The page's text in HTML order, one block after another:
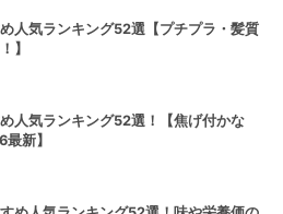
人気ランキング52選【プチプラ・髪質
】
人気ランキング52選！【焦げ付かな
新】